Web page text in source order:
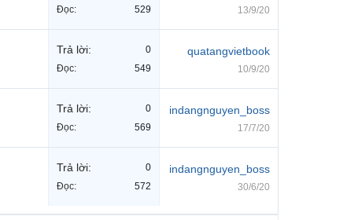
Đọc:
529 13/9/20
Trả lời:
0
Đọc:
549
quatangvietbook
10/9/20
Trả lời:
0
Đọc:
569
indangnguyen_boss
17/7/20
Trả lời:
0
Đọc:
572
indangnguyen_boss
30/6/20